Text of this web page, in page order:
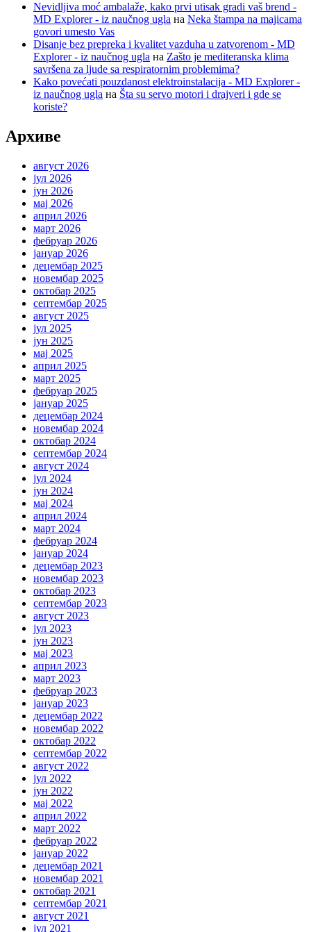
Nevidljiva moć ambalaže, kako prvi utisak gradi vaš brend -
MD Explorer - iz naučnog ugla на Neka štampa na majicama
govori umesto Vas
Disanje bez prepreka i kvalitet vazduha u zatvorenom - MD
Explorer - iz naučnog ugla на Zašto je mediteranska klima
savršena za ljude sa respiratornim problemima?
Kako povećati pouzdanost elektroinstalacija - MD Explorer -
iz naučnog ugla на Šta su servo motori i drajveri i gde se
koriste?
Архиве
август 2026
јул 2026
јун 2026
мај 2026
април 2026
март 2026
фебруар 2026
јануар 2026
децембар 2025
новембар 2025
октобар 2025
септембар 2025
август 2025
јул 2025
јун 2025
мај 2025
април 2025
март 2025
фебруар 2025
јануар 2025
децембар 2024
новембар 2024
октобар 2024
септембар 2024
август 2024
јул 2024
јун 2024
мај 2024
април 2024
март 2024
фебруар 2024
јануар 2024
децембар 2023
новембар 2023
октобар 2023
септембар 2023
август 2023
јул 2023
јун 2023
мај 2023
април 2023
март 2023
фебруар 2023
јануар 2023
децембар 2022
новембар 2022
октобар 2022
септембар 2022
август 2022
јул 2022
јун 2022
мај 2022
април 2022
март 2022
фебруар 2022
јануар 2022
децембар 2021
новембар 2021
октобар 2021
септембар 2021
август 2021
јул 2021